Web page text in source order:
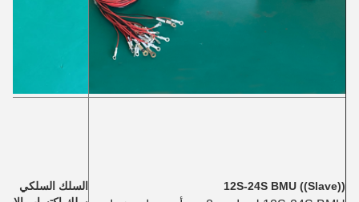
12S-24S BMU ((Slave))
السلك السلكي